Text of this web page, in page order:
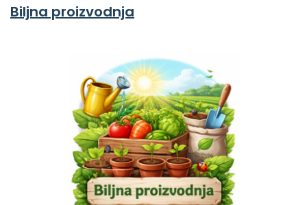
Biljna proizvodnja